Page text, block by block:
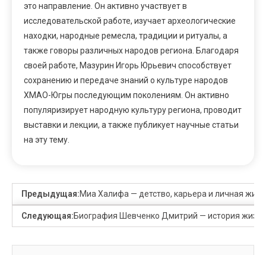
это направление. Он активно участвует в
исследовательской работе, изучает археологические
находки, народные ремесла, традиции и ритуалы, а
также говоры различных народов региона. Благодаря
своей работе, Мазурин Игорь Юрьевич способствует
сохранению и передаче знаний о культуре народов
ХМАО-Югры последующим поколениям. Он активно
популяризирует народную культуру региона, проводит
выставки и лекции, а также публикует научные статьи
на эту тему.
Предыдущая:Миа Халифа — детство, карьера и личная
Следующая:Биография Шевченко Дмитрий — история